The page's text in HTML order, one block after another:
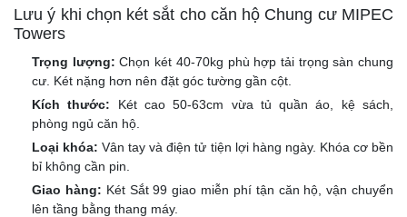
Lưu ý khi chọn két sắt cho căn hộ Chung cư MIPEC
Towers
Trọng lượng: Chọn két 40-70kg phù hợp tải trọng sàn chung
cư. Két nặng hơn nên đặt góc tường gần cột.
Kích thước: Két cao 50-63cm vừa tủ quần áo, kệ sách,
phòng ngủ căn hộ.
Loại khóa: Vân tay và điện tử tiện lợi hàng ngày. Khóa cơ bền
bỉ không cần pin.
Giao hàng: Két Sắt 99 giao miễn phí tận căn hộ, vận chuyển
lên tầng bằng thang máy.